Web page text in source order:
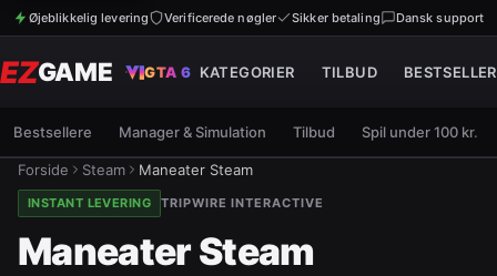
Øjeblikkelig levering Verificerede nøgler Sikker betaling Dansk support
EZGAME GTA 6 KATEGORIER TILBUD
Bestsellere Manager & Simulation Tilbud Spil under 100 kr.
Forside Steam Maneater Steam
INSTANT LEVERING TRIPWIRE INTERACTIVE
Maneater Steam